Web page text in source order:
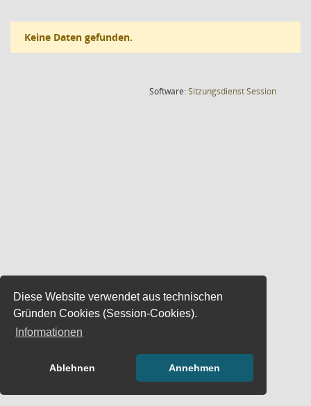
Diese Website verwendet aus technischen
Gründen Cookies (Session-Cookies).
Informationen
Ablehnen Annehmen
Keine Daten gefunden.
Software:SitzungsdienstSession(Wird in